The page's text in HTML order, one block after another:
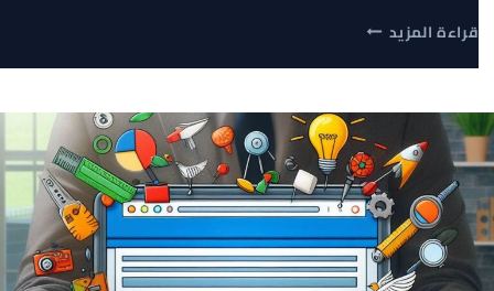
قراءة المزيدأسرار
المحتوى
المتصدر:
دليلك
العملي
للنجاح
وجذب
الزوار